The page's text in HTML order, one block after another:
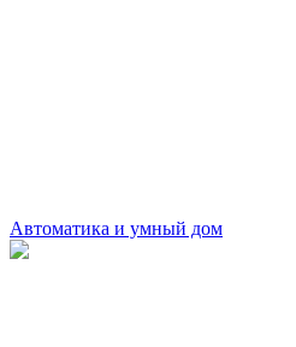
Автоматика и умный дом